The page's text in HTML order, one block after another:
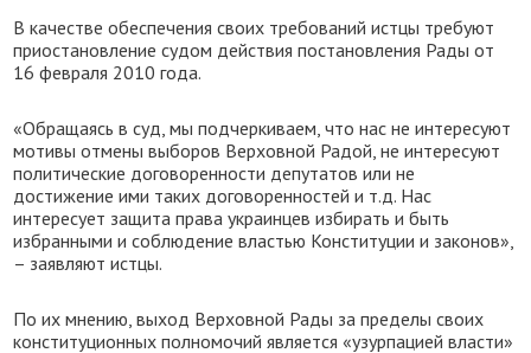
В качестве обеспечения своих требований истцы требуют
приостановление судом действия постановления Рады от
16 февраля 2010 года.
«Обращаясь в суд, мы подчеркиваем, что нас не интересуют
мотивы отмены выборов Верховной Радой, не интересуют
политические договоренности депутатов или не
достижение ими таких договоренностей и т.д. Нас
интересует защита права украинцев избирать и быть
избранными и соблюдение властью Конституции и законов»,
– заявляют истцы.
По их мнению, выход Верховной Рады за пределы своих
конституционных полномочий является «узурпацией власти»